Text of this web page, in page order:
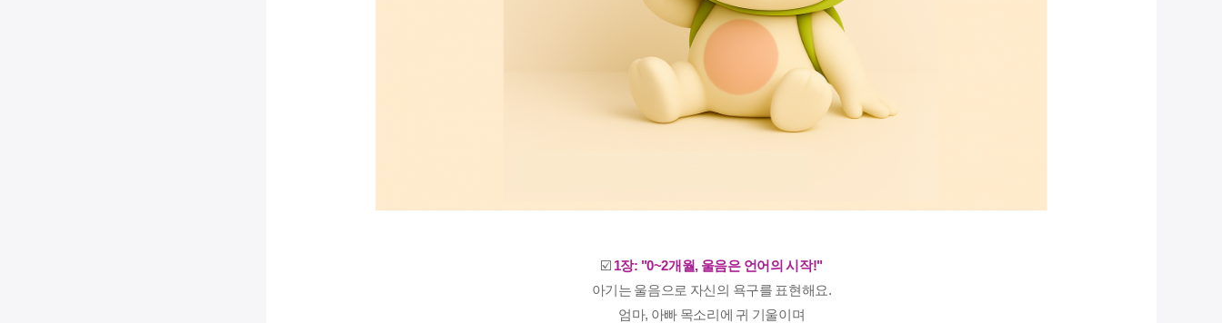
☑️ 1장: "0~2개월, 울음은 언어의 시작!"
아기는 울음으로 자신의 욕구를 표현해요.
엄마, 아빠 목소리에 귀 기울이며